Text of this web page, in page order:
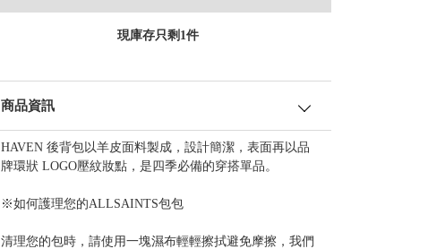
現庫存只剩1件
商品資訊
HAVEN 後背包以羊皮面料製成，設計簡潔，表面再以品
牌環狀 LOGO壓紋妝點，是四季必備的穿搭單品。
※如何護理您的ALLSAINTS包包
清理您的包時，請使用一塊濕布輕輕擦拭避免摩擦，我們